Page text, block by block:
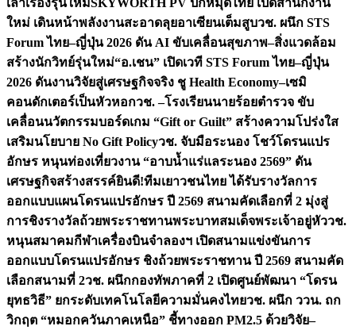
ใหม่ เดินหน้าพลังงานสะอาดลุยอาเซียนเต็มสูบวช. ผนึก STS
Forum ไทย–ญี่ปุ่น 2026 ดัน AI ขับเคลื่อนสุขภาพ–สิ่งแวดล้อม
สร้างนักวิทย์รุ่นใหม่“อ.เชน” เปิดเวที STS Forum ไทย–ญี่ปุ่น
2026 ดันงานวิจัยสู่เศรษฐกิจจริง ชู Health Economy–เซมิ
คอนดักเตอร์เป็นหัวหอกวช. –โรงเรียนนายร้อยตำรวจ ขับ
เคลื่อนนวัตกรรมบอร์ดเกม “Gift or Guilt” สร้างความโปร่งใส
เสริมนโยบาย No Gift Policyวช. จับมือระนอง โชว์โดรนแปร
อักษร หนุนท่องเที่ยวงาน “อาบน้ำแร่แลระนอง 2569” ดัน
เศรษฐกิจสร้างสรรค์ยินดี!ทีมเยาวชนไทย ได้รับรางวัลการ
ออกแบบแผนโดรนแปรอักษร ปี 2569 สนามคัดเลือกที่ 2 มุ่งสู่
การชิงรางวัลถ้วยพระราชทานพระบาทสมเด็จพระเจ้าอยู่หัววช.
หนุนสมาคมกีฬาเครื่องบินจำลองฯ เปิดสนามแข่งขันการ
ออกแบบโดรนแปรอักษร ชิงถ้วยพระราชทาน ปี 2569 สนามคัด
เลือกสนามที่ 2วช. ผนึกกองทัพภาคที่ 2 เปิดศูนย์พัฒนา “โดรน
ยุทธวิธี” ยกระดับเทคโนโลยีความมั่นคงไทยวช. ผนึก ววน. ถก
วิกฤต “หมอกควันภาคเหนือ” ชี้ทางออก PM2.5 ด้วยวิจัย–